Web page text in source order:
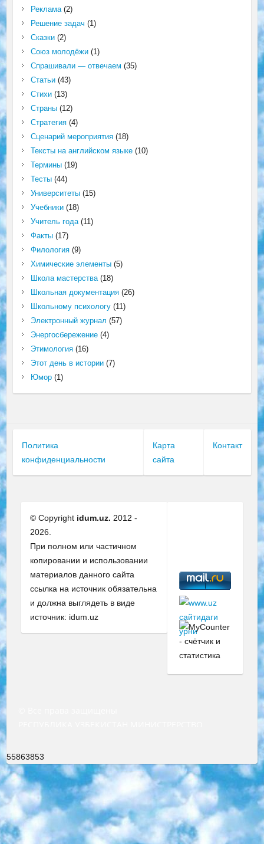
Реклама(2)
Решение задач (1)
Сказки(2)
Союз молодёжи(1)
Спрашивали — отвечаем (35)
Статьи(43)
Стихи(13)
Страны(12)
Стратегия(4)
Сценарий мероприятия(18)
Тексты на английском языке(10)
Термины(19)
Тесты(44)
Университеты(15)
Учебники(18)
Учитель года(11)
Факты(17)
Филология(9)
Химические элементы(5)
Школа мастерства(18)
Школьная документация(26)
Школьному психологу(11)
Электронный журнал (57)
Энергосбережение(4)
Этимология(16)
Этот день в истории(7)
Юмор(1)
Политика
конфиденциальности
Карта
сайта
Контакт
© Copyright idum.uz. 2012 -
2026.
При полном или частичном
копировании и использовании
материалов данного сайта
ссылка на источник обязательна
и должна выглядеть в виде
источник: idum.uz
55863853